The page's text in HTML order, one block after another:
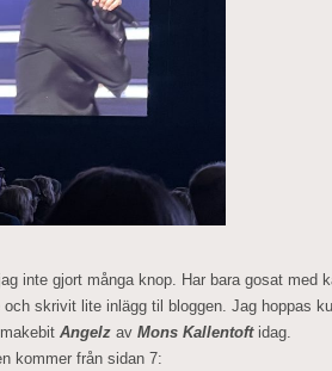
inte gjort många knop. Har bara gosat med
och skrivit lite inlägg til bloggen. Jag hoppas
Angelz av Mons Kallentoftidag.
kommer från sidan 7: